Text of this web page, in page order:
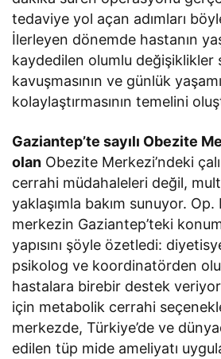
tedaviye yol açan adımları
İlerleyen dönemde hastanın
kaydedilen olumlu değişiklikler
kavuşmasının ve günlük
kolaylaştırmasının temelini
Gaziantep’te sayılı Obezite
olan Obezite Merkezi’ndeki
cerrahi müdahaleleri değil,
yaklaşımla bakım sunuyor. Op.
merkezin Gaziantep’teki
yapısını şöyle özetledi:
psikolog ve koordinatörden
hastalara birebir destek
için metabolik cerrahi
merkezde, Türkiye’de ve
edilen tüp mide ameliyatı